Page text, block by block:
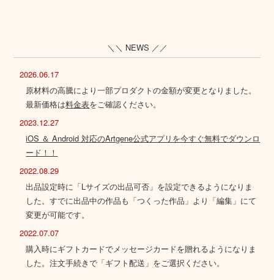
＼＼ NEWS ／／
2026.06.17
原材料の高騰により一部プロダクトの金額が変更となりました。
最新価格は料金表をご確認ください。
2023.12.27
iOS ＆ Android 対応のArtgene公式アプリを今すぐ無料でダウンロ
ード！！
2022.08.29
出品設定時に「Lサイズの出品可否」を設定できるようになりま
した。すでに出品中の作品も「つくった作品」より「編集」にて
変更が可能です。
2022.07.07
購入時にギフトカードでメッセージカードを贈れるようになりま
した。注文手続きで「ギフト配送」をご選択ください。